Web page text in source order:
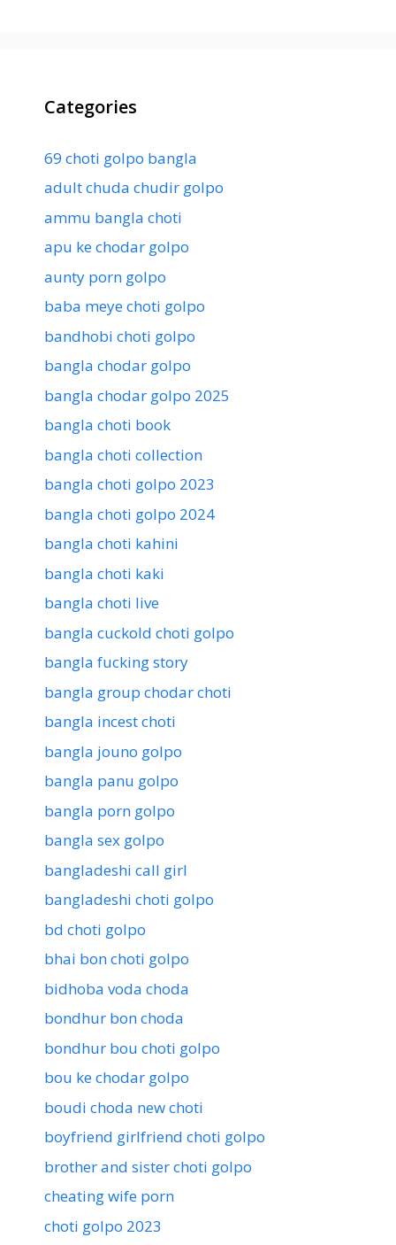
Categories
69 choti golpo bangla
adult chuda chudir golpo
ammu bangla choti
apu ke chodar golpo
aunty porn golpo
baba meye choti golpo
bandhobi choti golpo
bangla chodar golpo
bangla chodar golpo 2025
bangla choti book
bangla choti collection
bangla choti golpo 2023
bangla choti golpo 2024
bangla choti kahini
bangla choti kaki
bangla choti live
bangla cuckold choti golpo
bangla fucking story
bangla group chodar choti
bangla incest choti
bangla jouno golpo
bangla panu golpo
bangla porn golpo
bangla sex golpo
bangladeshi call girl
bangladeshi choti golpo
bd choti golpo
bhai bon choti golpo
bidhoba voda choda
bondhur bon choda
bondhur bou choti golpo
bou ke chodar golpo
boudi choda new choti
boyfriend girlfriend choti golpo
brother and sister choti golpo
cheating wife porn
choti golpo 2023